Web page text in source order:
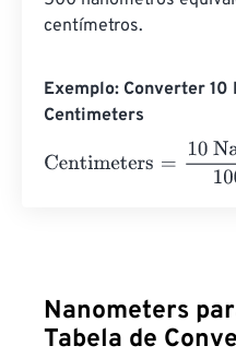
centímetros.
Exemplo: Converter 10
Centimeters
Centimeters
10
Nanometers
Tabela de